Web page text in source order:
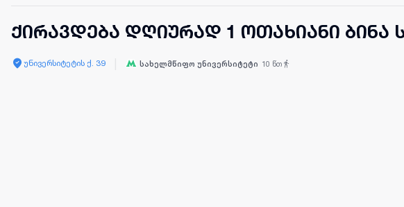
ქირავდება დღიურად 1 ოთახიანი
უნივერსიტეტის ქ. 39 სახელმწიფო უნივერსიტეტი 10 წთ